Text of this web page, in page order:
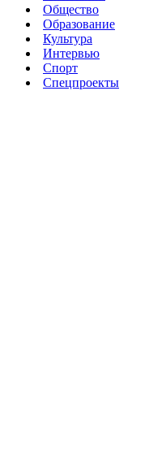
Общество
Образование
Культура
Интервью
Спорт
Спецпроекты